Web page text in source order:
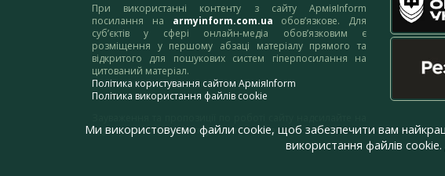
При використанні контенту з сайту АрміяInform
посилання на armyinform.com.ua обов’язкове. Для
суб’єктів у сфері онлайн-медіа обов’язковим є
розміщення у першому абзаці матеріалу прямого та
відкритого для пошукових систем гіперпосилання на
цитований матеріал.
Політика користування сайтом АрміяInform
Політика використання файлів cookie
адресу:webmaster@armyinform.com.ua
Ми використовуємо файли cookie, щоб забезпечити вам
використання файлів